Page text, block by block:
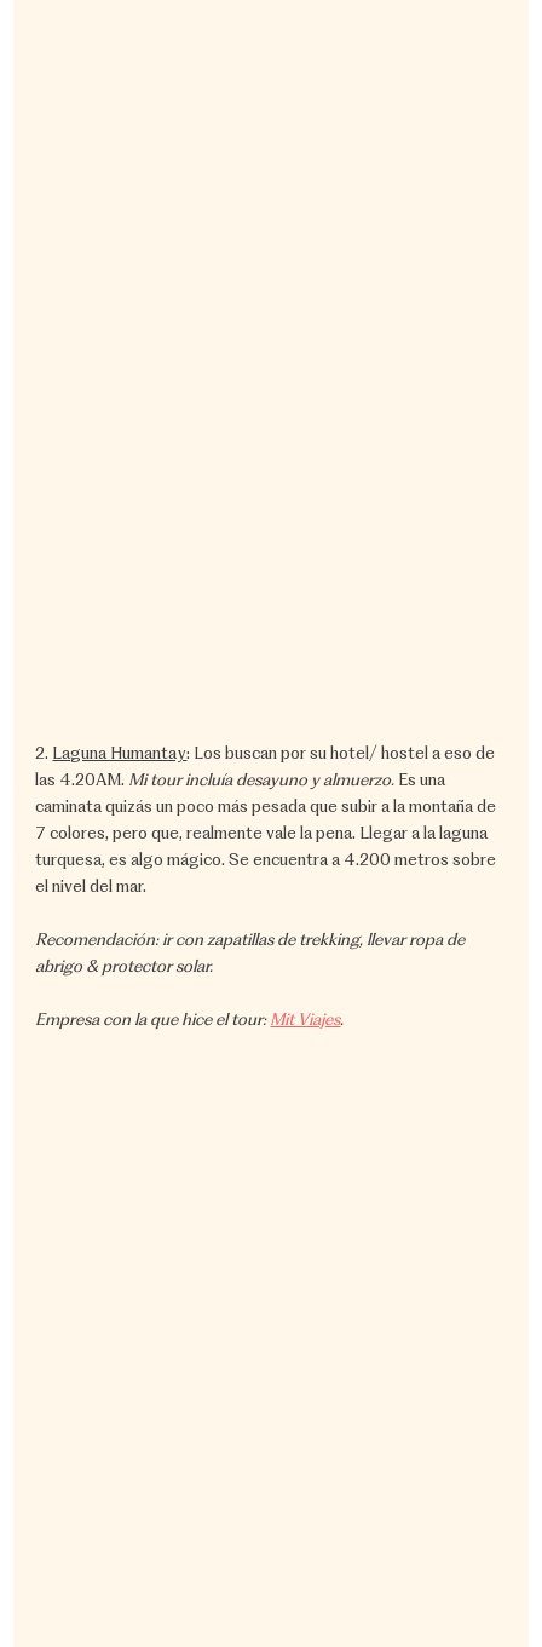
2. Laguna Humantay: Los buscan por su hotel/ hostel a eso de
las 4.20AM. Mi tour incluía desayuno y almuerzo. Es una
caminata quizás un poco más pesada que subir a la montaña de
7 colores, pero que, realmente vale la pena. Llegar a la laguna
turquesa, es algo mágico. Se encuentra a 4.200 metros sobre
el nivel del mar.
Recomendación: ir con zapatillas de trekking, llevar ropa de
abrigo & protector solar.
Empresa con la que hice el tour: Mit Viajes.